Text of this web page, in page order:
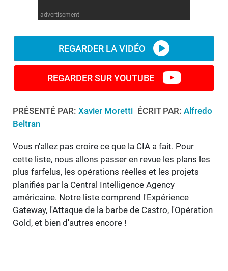
advertisement
REGARDER LA VIDÉO
REGARDER SUR YOUTUBE
PRÉSENTÉ PAR: Xavier Moretti ÉCRIT PAR: Alfredo
Beltran
Vous n'allez pas croire ce que la CIA a fait. Pour
cette liste, nous allons passer en revue les plans les
plus farfelus, les opérations réelles et les projets
planifiés par la Central Intelligence Agency
américaine. Notre liste comprend l'Expérience
Gateway, l'Attaque de la barbe de Castro, l'Opération
Gold, et bien d'autres encore !